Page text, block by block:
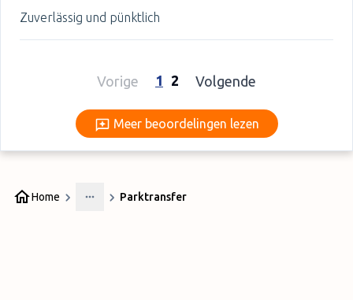
Zuverlässig und pünktlich
Vorige 1 2 Volgende
Meer beoordelingen lezen
Meer beoordelingen lezen
Home
More
Parktransfer